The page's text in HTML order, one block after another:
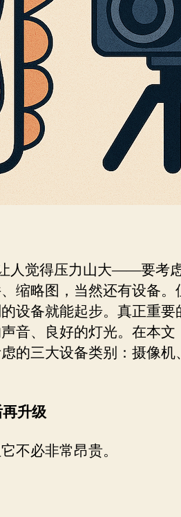
（2025
年
指
南）
人觉得压力山大——要考
缩略图，当然还有设备。
设备就能起步。真正重要
音、良好的灯光。在本文
的三大设备类别：摄像机、
升级
不必非常昂贵。